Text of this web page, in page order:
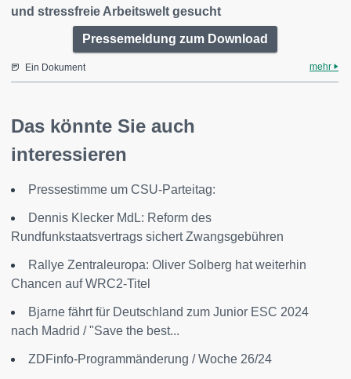
und stressfreie Arbeitswelt gesucht
Pressemeldung zum Download
Ein Dokument mehr
Das könnte Sie auch
interessieren
Pressestimme um CSU-Parteitag:
Dennis Klecker MdL: Reform des
Rundfunkstaatsvertrags sichert Zwangsgebühren
Rallye Zentraleuropa: Oliver Solberg hat weiterhin
Chancen auf WRC2-Titel
Bjarne fährt für Deutschland zum Junior ESC 2024
nach Madrid / "Save the best...
ZDFinfo-Programmänderung / Woche 26/24